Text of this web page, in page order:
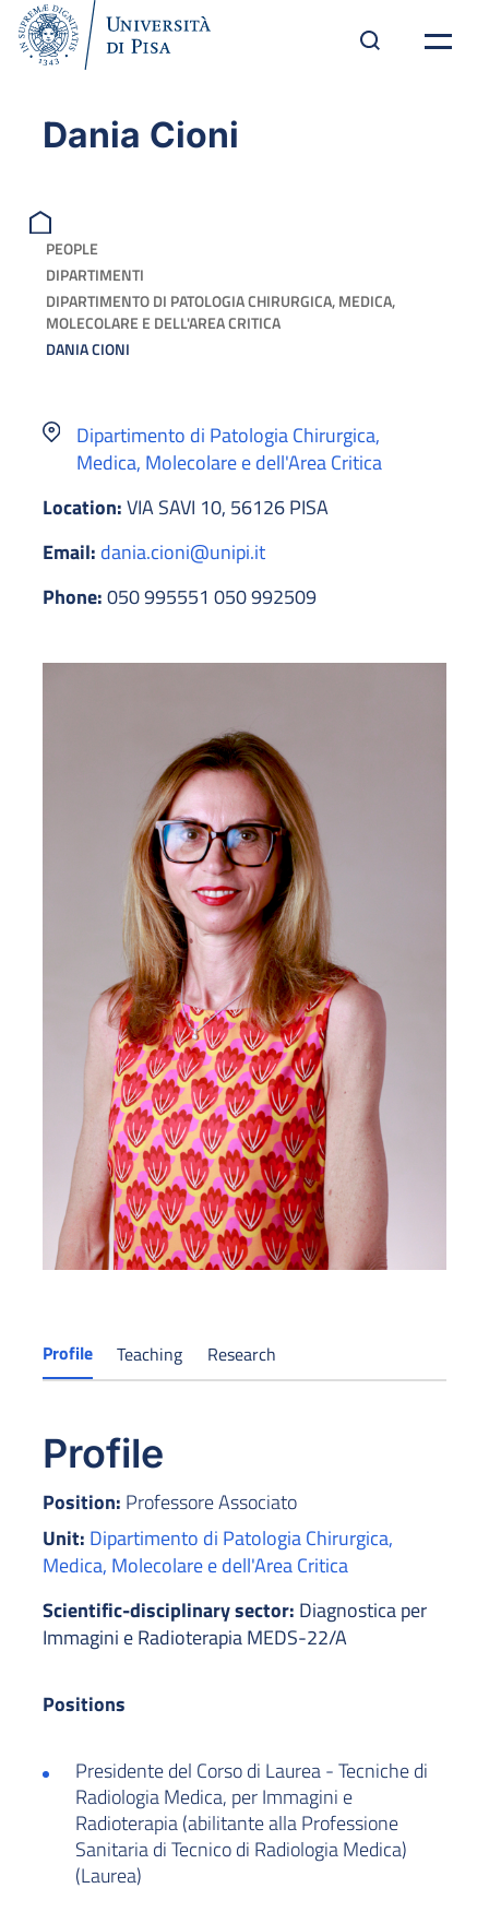
Dania Cioni
PEOPLE
DIPARTIMENTI
DIPARTIMENTO DI PATOLOGIA CHIRURGICA, MEDICA,
MOLECOLARE E DELL'AREA CRITICA
DANIA CIONI
Dipartimento di Patologia Chirurgica,
Medica, Molecolare e dell'Area Critica
Location:VIA SAVI 10, 56126 PISA
Email: dania.cioni@unipi.it
Phone:050 995551 050 992509
Profile Teaching Research
Profile
Position: Professore Associato
Unit: Dipartimento di Patologia Chirurgica,
Medica, Molecolare e dell'Area Critica
Scientific-disciplinary sector: Diagnostica per
Immagini e Radioterapia MEDS-22/A
Positions
Presidente del Corso di Laurea - Tecniche di
Radiologia Medica, per Immagini e
Radioterapia (abilitante alla Professione
Sanitaria di Tecnico di Radiologia Medica)
(Laurea)